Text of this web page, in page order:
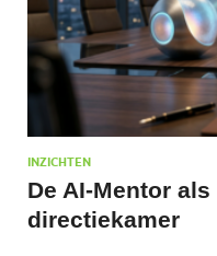
INZICHTEN
De AI-Mentor
directiekamer